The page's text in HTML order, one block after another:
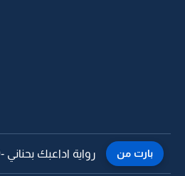
بارت من رواية اداعبك بحناني -28